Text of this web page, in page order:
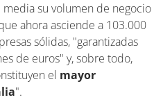
su volumen de negocio
ahora asciende a 103.000
sólidas, "garantizadas
de euros" y, sobre todo,
el mayor
".